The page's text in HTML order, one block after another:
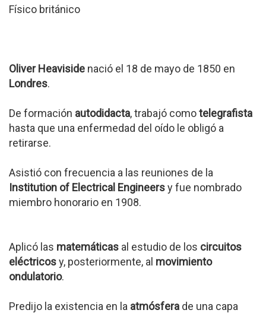
Físico británico
Oliver Heaviside nació el 18 de mayo de 1850 en
Londres.
De formación autodidacta, trabajó comotelegrafista
hasta que una enfermedad del oído le obligó a
retirarse.
Asistió con frecuencia a las reuniones de la
Institution of Electrical Engineersy fue nombrado
miembro honorario en 1908.
Aplicó las matemáticas al estudio de los circuitos
eléctricosy, posteriormente, al movimiento
ondulatorio.
Predijo la existencia en la atmósfera de una capa